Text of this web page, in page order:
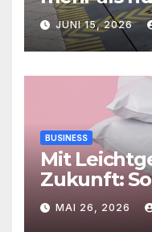
Sicherheit
JUNI 15, 2026
BUSINESS
Mit
Zukunft:
Kosten
MAI 26, 2026